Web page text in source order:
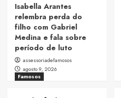
Isabella Arantes
relembra perda do
filho com Gabriel
Medina e fala sobre
período de luto
assessoriadefamosos
agosto 9, 2026
Famosos